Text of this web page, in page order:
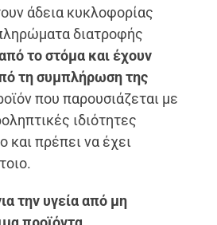
άδεια κυκλοφορίας
διατροφής
το στόμα και έχουν
τη συμπλήρωση της
που παρουσιάζεται με
ιδιότητες
και πρέπει να έχει
την υγεία από μη